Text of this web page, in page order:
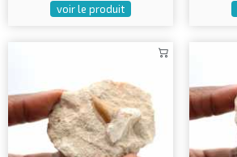
voir le produit